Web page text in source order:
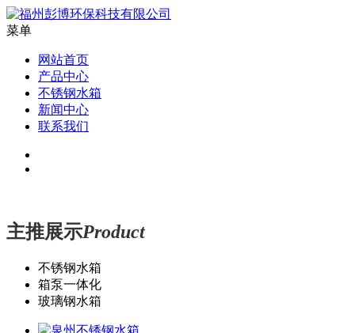
菜单
网站首页
产品中心
不锈钢水箱
新闻中心
联系我们
主推展示Product
不锈钢水箱
箱泵一体化
玻璃钢水箱